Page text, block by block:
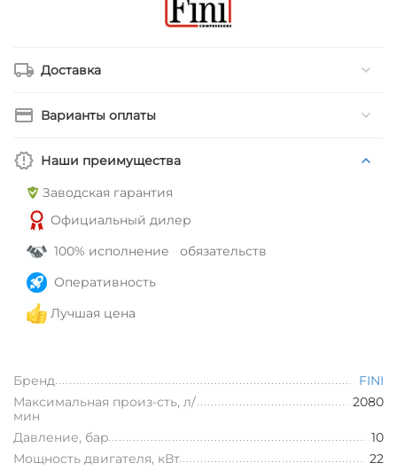
Доставка
Варианты оплаты
Наши преимущества
Заводская гарантия
Официальный дилер
100% исполнение обязательств
Оперативность
Лучшая цена
Бренд
FINI
Максимальная произ-сть, л/
мин
2080
Давление, бар
10
Мощность двигателя, кВт
22